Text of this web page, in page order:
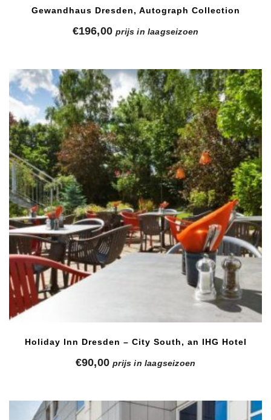
Gewandhaus Dresden, Autograph Collection
€196,00 prijs in laagseizoen
Holiday Inn Dresden – City South, an IHG Hotel
€90,00 prijs in laagseizoen